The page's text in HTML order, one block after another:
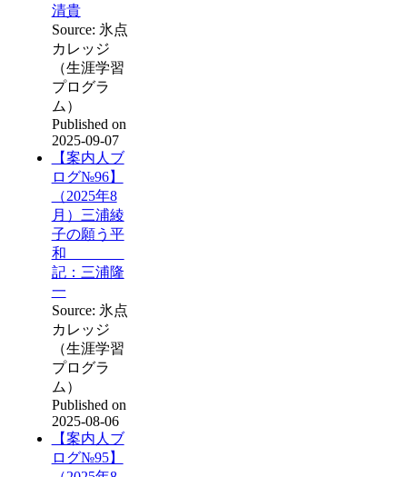
清貴
Source: 氷点
カレッジ
（生涯学習
プログラ
ム）
Published on
2025-09-07
【案内人ブ
ログ№96】
（2025年8
月）三浦綾
子の願う平
和
記：三浦隆
一
Source: 氷点
カレッジ
（生涯学習
プログラ
ム）
Published on
2025-08-06
【案内人ブ
ログ№95】